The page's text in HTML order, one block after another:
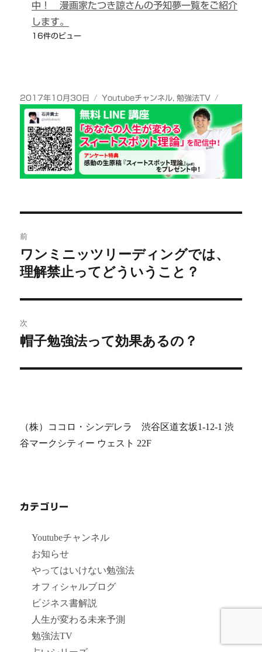
中！ 漫画家たつき諒さんの予知夢一覧をご紹介
します。
16件のビュー
投
稿
2017年10月30日
カ
テ
ゴ
リ
Youtubeチャンネル,勉強法TV
稿
ナ
ビ
ゲ
ー
シ
ン
前
前
の
稿:
ワンミニッツリーディングでは、
理解禁止ってどういうこと？
次
次
帽子勉強法って効果あるの？
（株）ココロ・シンデレラ 渋谷区道玄坂1-12-1 渋
谷マークシティー ウェスト 22F
カテゴリー
Youtubeチャンネル
お知らせ
やってはいけない勉強法
オフィシャルブログ
ビジネス書解説
人生が変わる未来予測
勉強法TV